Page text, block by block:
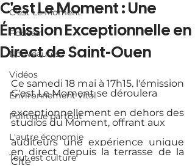
C'est Le Moment
Podcast
Nouveautés
Vidéos
Environnement vital
Politique partout
L'autre économie
Tout est culture
C'est Le Moment : Une
Émission Exceptionnelle en
Direct de Saint-Ouen
Ce samedi 18 mai à 17h15, l'émission
C'est Le Moment se déroulera
exceptionnellement en dehors des
studios du Moment, offrant aux
auditeurs une expérience unique
en direct depuis la terrasse de la
Cité